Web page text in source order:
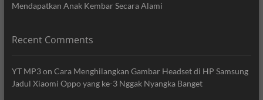
Mendapatkan Anak Kembar Secara Alami
Recent Comments
YT MP3on Cara Menghilangkan Gambar Headset di HP Samsung
Jadul Xiaomi Oppo yang ke-3 Nggak Nyangka Banget